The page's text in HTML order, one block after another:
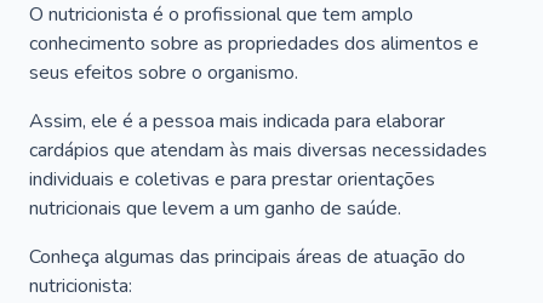
O nutricionista é o profissional que tem amplo
conhecimento sobre as propriedades dos alimentos e
seus efeitos sobre o organismo.
Assim, ele é a pessoa mais indicada para elaborar
cardápios que atendam às mais diversas necessidades
individuais e coletivas e para prestar orientações
nutricionais que levem a um ganho de saúde.
Conheça algumas das principais áreas de atuação do
nutricionista: